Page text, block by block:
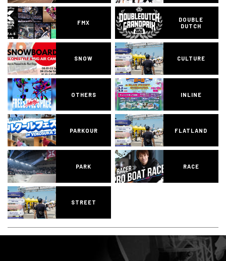
FMX
DOUBLE
DUTCH
SNOW CULTURE
OTHERS INLINE
PARKOUR FLATLAND
PARK RACE
STREET